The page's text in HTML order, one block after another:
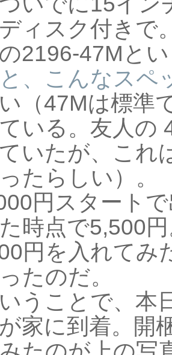
ィスク付きで
2196-47Mとい
、こんなスペ
（47Mは標準
いる。友人の
いたが、これ
たらしい）。
円スタートで
時点で5,500
円を入れてみ
たのだ。
うことで、本
家に到着。開